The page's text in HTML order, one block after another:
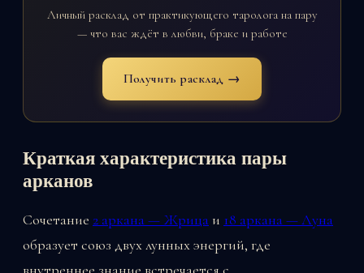
Личный расклад от практикующего таролога на пару
— что вас ждёт в любви, браке и работе
Получить расклад →
Краткая характеристика пары
арканов
Сочетание 2 аркана — Жрица и 18 аркана — Луна
образует союз двух лунных энергий, где